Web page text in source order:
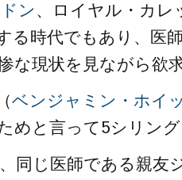
ン 、ロイヤル・カレ
る時代でもあり、医
な現状を見ながら欲
ベンジャミン・ホイ
めと言って5シリン
同じ医師である親友